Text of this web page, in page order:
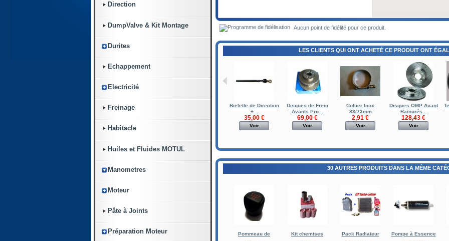
Direction
DumpValve & Kit Montage
Durites
Echappement
Electricité
Freinage
Habitacle
Huiles et Fluides MOTUL
Manometres
Moteur
Pâte à Joints
Préparation Moteur
Aucun point de fidélité pour ce produit.
LES CLIENTS QUI ONT ACHETÉ CE PRODUIT ONT
Bielette de Direction
+...
35,00 €
Voir
Disques de Frein
Avants Pro...
69,00 €
Voir
Collier Inox
83/73mm
2,91 €
Voir
Disques OMP Avant
Rainurés...
128,43 €
Voir
30 AUTRES PRODUITS DANS LA MÊME
Pommeau de
Kit chemises
Pack Radiateur
Pompe à Essence